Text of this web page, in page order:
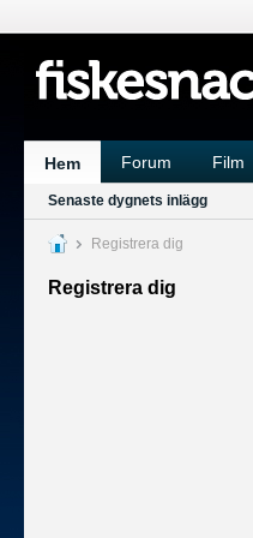
Hem Forum Film
Senaste dygnets inlägg
Registrera dig
Registrera dig